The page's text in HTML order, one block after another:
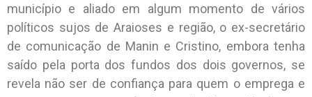
município e aliado em algum momento de vários
políticos sujos de Araioses e região, o ex-secretário
de comunicação de Manin e Cristino, embora tenha
saído pela porta dos fundos dos dois governos, se
revela não ser de confiança para quem o emprega e